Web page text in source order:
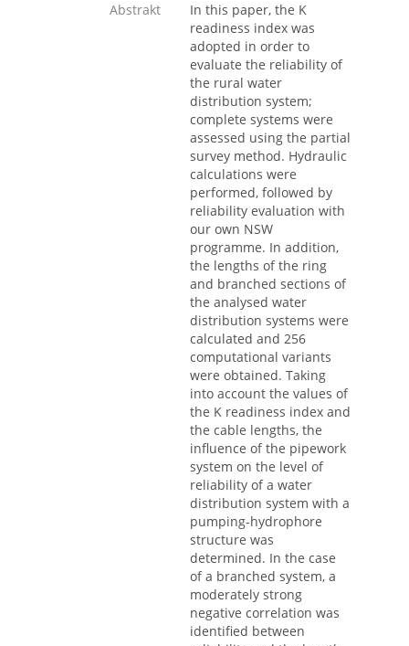
Abstrakt
In this paper, the K
readiness index was
adopted in order to
evaluate the reliability of
the rural water
distribution system;
complete systems were
assessed using the partial
survey method. Hydraulic
calculations were
performed, followed by
reliability evaluation with
our own NSW
programme. In addition,
the lengths of the ring
and branched sections of
the analysed water
distribution systems were
calculated and 256
computational variants
were obtained. Taking
into account the values of
the K readiness index and
the cable lengths, the
influence of the pipework
system on the level of
reliability of a water
distribution system with a
pumping-hydrophore
structure was
determined. In the case
of a branched system, a
moderately strong
negative correlation was
identified between